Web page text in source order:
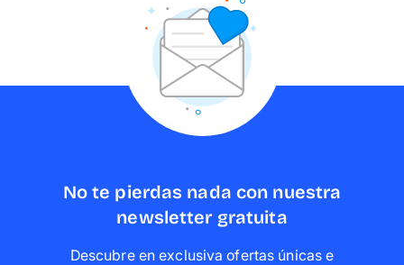
No te pierdas nada con nuestra
newsletter gratuita
Descubre en exclusiva ofertas únicas e